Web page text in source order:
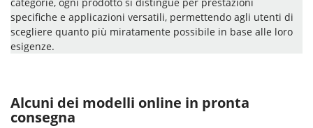
specifiche e applicazioni versatili, permettendo agli utenti di
scegliere quanto più miratamente possibile in base alle loro
esigenze.
Alcuni dei modelli online in pronta
consegna